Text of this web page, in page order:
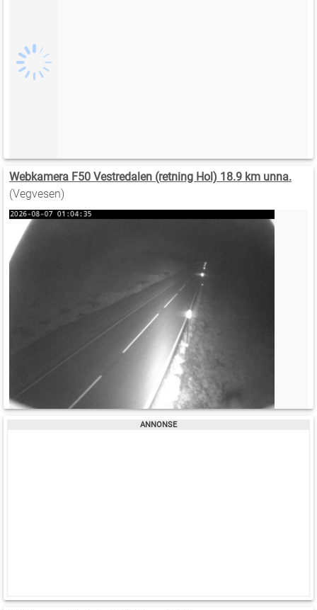
Webkamera F50 Vestredalen (retning Hol) 18.9 km unna.
(Vegvesen)